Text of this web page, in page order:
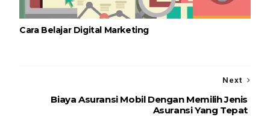
Cara Belajar Digital Marketing
Next
Biaya Asuransi Mobil Dengan Memilih Jenis
Asuransi Yang Tepat